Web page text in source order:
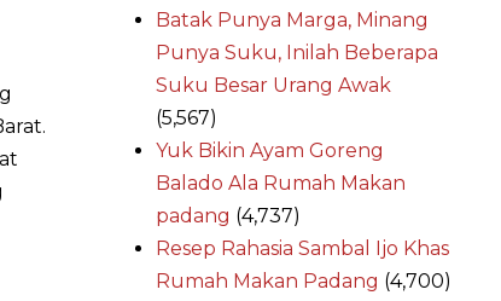
Batak Punya Marga, Minang
Punya Suku, Inilah Beberapa
Suku Besar Urang Awak
(5,567)
Yuk Bikin Ayam Goreng
Balado Ala Rumah Makan
padang (4,737)
Resep Rahasia Sambal Ijo Khas
Rumah Makan Padang (4,700)